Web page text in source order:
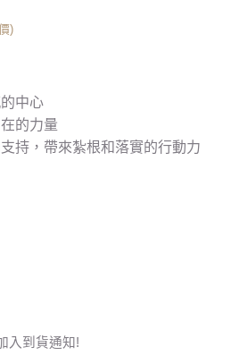
)
中心
的力量
持，帶來紮根和落實的行動力
入到貨通知!